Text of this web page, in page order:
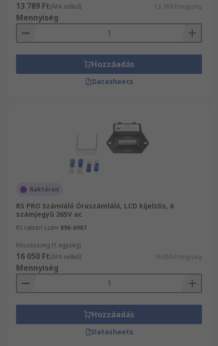
13 789 Ft(ÁFA nélkül) 13 789 Ft/egység
Mennyiség
Hozzáadás
Datasheets
Raktáron
RS PRO Számláló Óraszámláló, LCD kijelzős, 6
számjegyű 265V ac
RS raktári szám 896-6967
Részösszeg (1 egység)
16 050 Ft(ÁFA nélkül) 16 050 Ft/egység
Mennyiség
Hozzáadás
Datasheets